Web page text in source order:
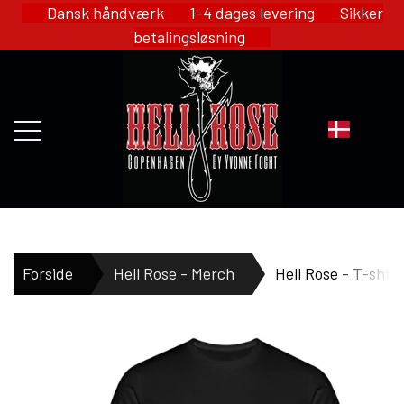
Dansk håndværk 1-4 dages levering Sikker
betalingsløsning
FORSIDE
WEBSHOP
HELL ROSE - MERCH
Forside Hell Rose - Merch Hell Rose - T-